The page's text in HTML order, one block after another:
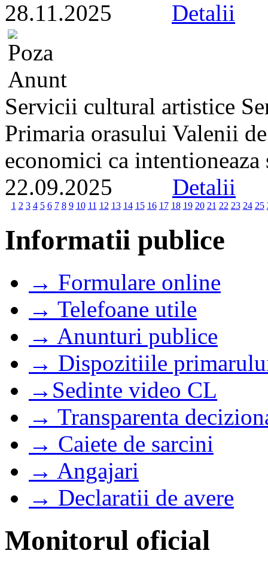
28.11.2025 Detalii
Servicii cultural artistice
Primaria orasului Valenii
economici ca
22.09.2025 Detalii
1 2 3 4 5 6 7 8 9 10 11 12 13 14 15 16 17 18 19 20 21 22 23 24 25
Informatii publice
→ Formulare online
→ Telefoane utile
→ Anunturi publice
→ Dispozitiile
→Sedinte video CL
→ Transparenta
→ Caiete de sarcini
→ Angajari
→ Declaratii de avere
Monitorul oficial